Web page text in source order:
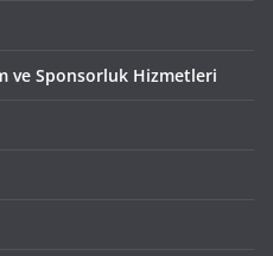
ve Sponsorluk Hizmetleri